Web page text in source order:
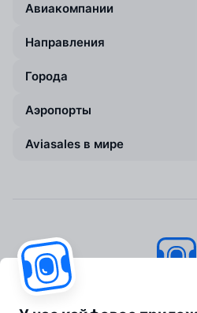
Авиакомпании
Направления
Города
Аэропорты
Aviasales в мире